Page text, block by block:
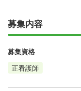
募集内容
募集資格
正看護師